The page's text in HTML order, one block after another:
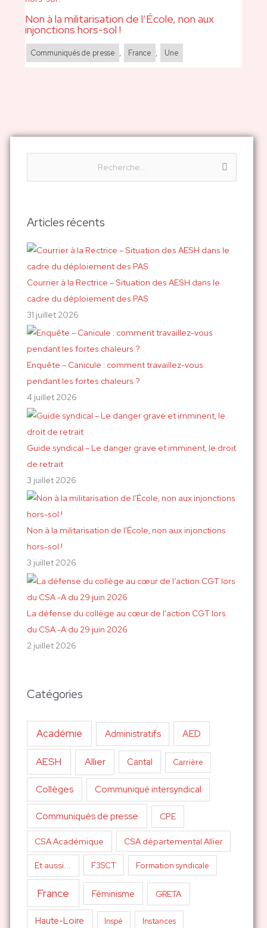
e
h
r
c
h
e
r
:
Articles récents
Courrier à la Rectrice – Situation des AESH dans le
cadre du déploiement des PAS
31 juillet 2026
Enquête – Canicule : comment travaillez-vous
pendant les fortes chaleurs ?
4 juillet 2026
Guide syndical – Le danger grave et imminent, le droit
de retrait
3 juillet 2026
Non à la militarisation de l’École, non aux injonctions
hors-sol !
3 juillet 2026
La défense du collège au cœur de l’action CGT lors
du CSA -A du 29 juin 2026
2 juillet 2026
Catégories
Académie Administratifs AED
AESH Allier Cantal Carrière
Collèges Communiqué intersyndical
Communiqués de presse CPE
CSA Académique CSA départemental Allier
Et aussi... F3SCT Formation syndicale
France Féminisme GRETA
Haute-Loire Inspé Instances
Non à la militarisation de l’École, non aux
injonctions hors-sol !
Communiqués de presse , France , Une